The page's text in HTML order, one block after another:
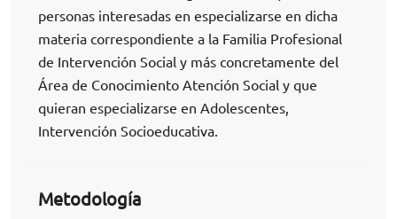
personas interesadas en especializarse en dicha
materia correspondiente a la Familia Profesional
de Intervención Social y más concretamente del
Área de Conocimiento Atención Social y que
quieran especializarse en Adolescentes,
Intervención Socioeducativa.
Metodología